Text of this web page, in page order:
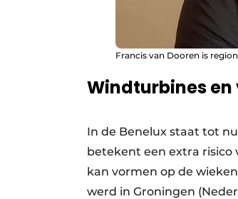
Francis van Dooren is
Windturbines
In de Benelux staat tot
betekent een extra risico
kan vormen op de
werd in Groningen